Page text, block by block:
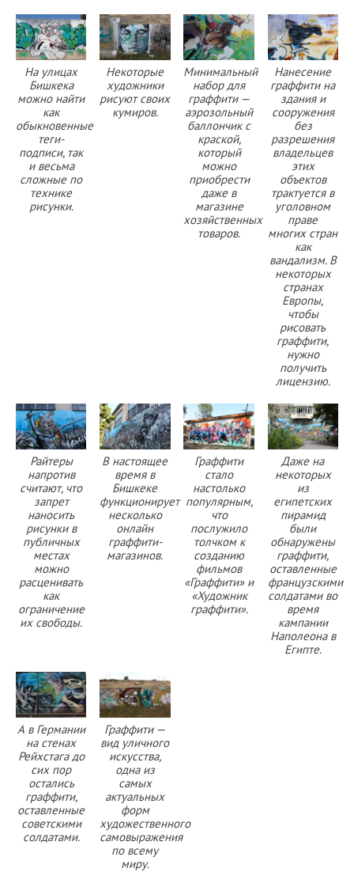
На улицах
Бишкека
можно найти
как
обыкновенные
теги-
подписи, так
и весьма
сложные по
технике
рисунки.
Некоторые
художники
рисуют своих
кумиров.
Минимальный
набор для
граффити —
аэрозольный
баллончик с
краской,
который
можно
приобрести
даже в
магазине
хозяйственных
товаров.
Нанесение
граффити на
здания и
сооружения
без
разрешения
владельцев
этих
объектов
трактуется в
уголовном
праве
многих стран
как
вандализм. В
некоторых
странах
Европы,
чтобы
рисовать
граффити,
нужно
получить
лицензию.
Райтеры
напротив
считают, что
запрет
наносить
рисунки в
публичных
местах
можно
расценивать
как
ограничение
их свободы.
В настоящее
время в
Бишкеке
функционирует
несколько
онлайн
граффити-
магазинов.
Граффити
стало
настолько
популярным,
что
послужило
толчком к
созданию
фильмов
«Граффити» и
«Художник
граффити».
Даже на
некоторых
из
египетских
пирамид
были
обнаружены
граффити,
оставленные
французскими
солдатами во
время
кампании
Наполеона в
Египте.
А в Германии
на стенах
Рейхстага до
сих пор
остались
граффити,
оставленные
советскими
солдатами.
Граффити —
вид уличного
искусства,
одна из
самых
актуальных
форм
художественного
самовыражения
по всему
миру.